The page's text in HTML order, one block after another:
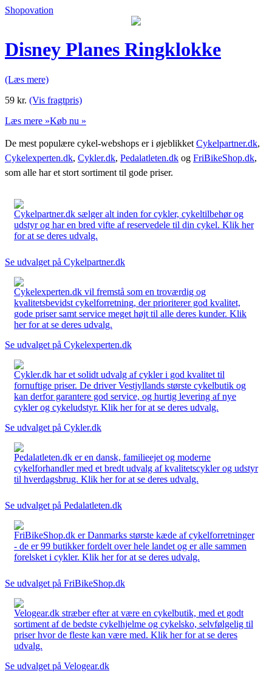
Shopovation
Disney Planes Ringklokke
(Læs mere)
59 kr. (Vis fragtpris)
Læs mere »Køb nu »
De mest populære cykel-webshops er i øjeblikket Cykelpartner.dk,
Cykelexperten.dk, Cykler.dk, Pedalatleten.dk og FriBikeShop.dk,
som alle har et stort sortiment til gode priser.
Cykelpartner.dk sælger alt inden for cykler, cykeltilbehør og
udstyr og har en bred vifte af reservedele til din cykel. Klik her
for at se deres udvalg.
Se udvalget på Cykelpartner.dk
Cykelexperten.dk vil fremstå som en troværdig og
kvalitetsbevidst cykelforretning, der prioriterer god kvalitet,
gode priser samt service meget højt til alle deres kunder. Klik
her for at se deres udvalg.
Se udvalget på Cykelexperten.dk
Cykler.dk har et solidt udvalg af cykler i god kvalitet til
fornuftige priser. De driver Vestjyllands største cykelbutik og
kan derfor garantere god service, og hurtig levering af nye
cykler og cykeludstyr. Klik her for at se deres udvalg.
Se udvalget på Cykler.dk
Pedalatleten.dk er en dansk, familieejet og moderne
cykelforhandler med et bredt udvalg af kvalitetscykler og udstyr
til hverdagsbrug. Klik her for at se deres udvalg.
Se udvalget på Pedalatleten.dk
FriBikeShop.dk er Danmarks største kæde af cykelforretninger
- de er 99 butikker fordelt over hele landet og er alle sammen
forelsket i cykler. Klik her for at se deres udvalg.
Se udvalget på FriBikeShop.dk
Velogear.dk stræber efter at være en cykelbutik, med et godt
sortiment af de bedste cykelhjelme og cykelsko, selvfølgelig til
priser hvor de fleste kan være med. Klik her for at se deres
udvalg.
Se udvalget på Velogear.dk